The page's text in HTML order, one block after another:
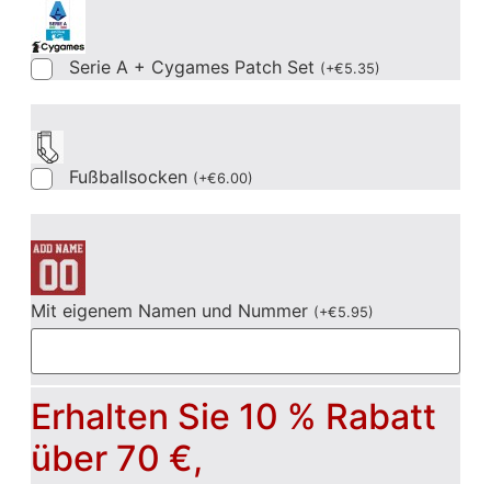
Serie A + Cygames Patch Set (+€5.35)
Fußballsocken (+€6.00)
Mit eigenem Namen und Nummer (+€5.95)
Erhalten Sie 10 % Rabatt
über 70 €,